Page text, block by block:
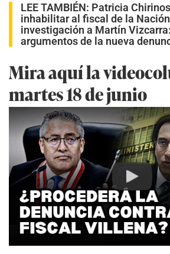
LEE TAMBIÉN: Patricia
inhabilitar al fiscal de la
investigación a Martín
argumentos de la nueva
Mira aquí la
martes 18 de junio
Play